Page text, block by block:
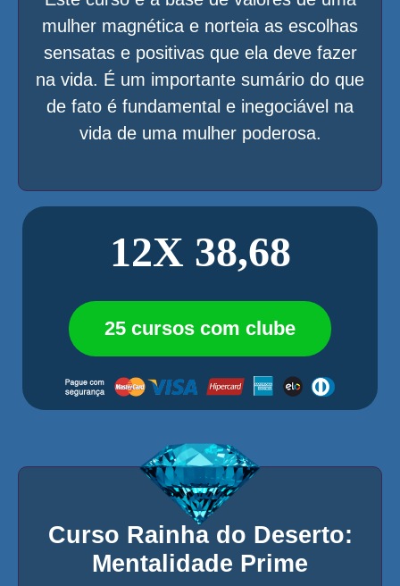
mulher magnética e norteia as escolhas
sensatas e positivas que ela deve fazer
na vida. É um importante sumário do que
de fato é fundamental e inegociável na
vida de uma mulher poderosa.
12X 38,68
25 cursos com clube
Curso Rainha do Deserto:
Mentalidade Prime